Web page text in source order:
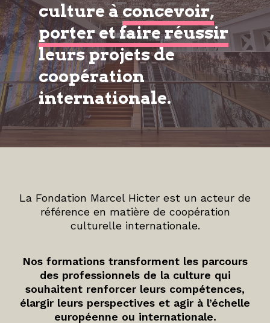
culture àconcevoir,
porter et faire réussir
leurs projets de
coopération
internationale.
La Fondation Marcel Hicter est un acteur de
référence en matière de coopération
culturelle internationale.
Nos formations transforment les parcours
des professionnels de la culture qui
souhaitent renforcer leurs compétences,
élargir leurs perspectives et agir à l’échelle
européenne ou internationale.